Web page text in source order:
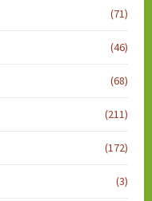
(71)
(46)
(68)
(211)
(172)
(3)